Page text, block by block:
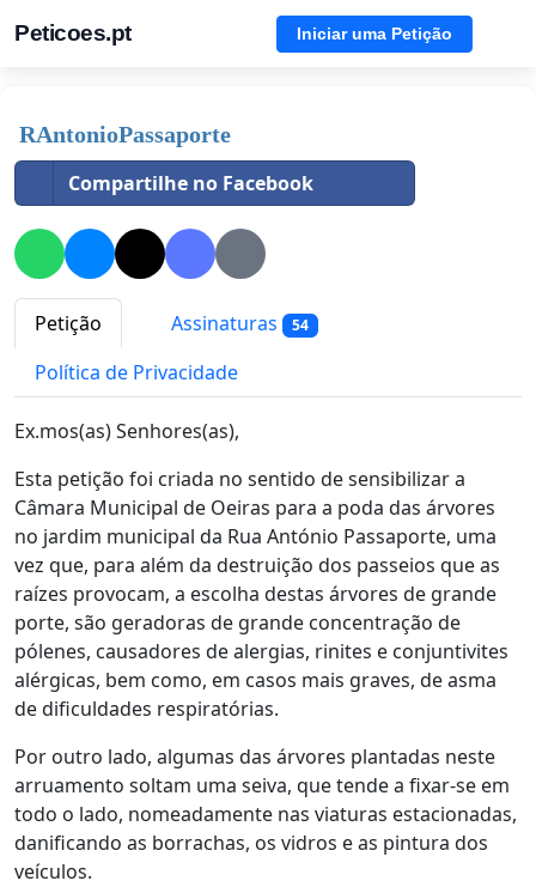
Peticoes.pt Iniciar uma Petição
RAntonioPassaporte
Compartilhe no Facebook
Petição Assinaturas 54
Política de Privacidade
Ex.mos(as) Senhores(as),
Esta petição foi criada no sentido de sensibilizar a
Câmara Municipal de Oeiras para a poda das árvores
no jardim municipal da Rua António Passaporte, uma
vez que, para além da destruição dos passeios que as
raízes provocam, a escolha destas árvores de grande
porte, são geradoras de grande concentração de
pólenes, causadores de alergias, rinites e conjuntivites
alérgicas, bem como, em casos mais graves, de asma
de dificuldades respiratórias.
Por outro lado, algumas das árvores plantadas neste
arruamento soltam uma seiva, que tende a fixar-se em
todo o lado, nomeadamente nas viaturas estacionadas,
danificando as borrachas, os vidros e as pintura dos
veículos.